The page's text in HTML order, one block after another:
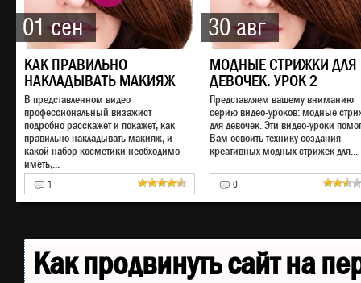
01 сен
КАК ПРАВИЛЬНО
НАКЛАДЫВАТЬ МАКИЯЖ
В представленном видео
профессиональный визажист
подробно расскажет и покажет, как
правильно накладывать макияж, и
какой набор косметики необходимо
иметь,...
1
30 авг
МОДНЫЕ СТРИЖКИ ДЛЯ
ДЕВОЧЕК. УРОК 2
Представляем вашему вниманию
серию видео-уроков: модные
для девочек. Эти видео-уроки
Вам освоить технику создания
креативных модных стрижек для...
0
Как продвинуть сайт на